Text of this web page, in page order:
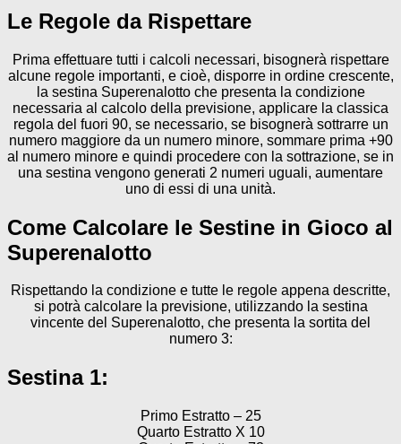
Le Regole da Rispettare
Prima effettuare tutti i calcoli necessari, bisognerà rispettare
alcune regole importanti, e cioè, disporre in ordine crescente,
la sestina Superenalotto che presenta la condizione
necessaria al calcolo della previsione, applicare la classica
regola del fuori 90, se necessario, se bisognerà sottrarre un
numero maggiore da un numero minore, sommare prima +90
al numero minore e quindi procedere con la sottrazione, se in
una sestina vengono generati 2 numeri uguali, aumentare
uno di essi di una unità.
Come Calcolare le Sestine in Gioco al
Superenalotto
Rispettando la condizione e tutte le regole appena descritte,
si potrà calcolare la previsione, utilizzando la sestina
vincente del Superenalotto, che presenta la sortita del
numero 3:
Sestina 1:
Primo Estratto – 25
Quarto Estratto X 10